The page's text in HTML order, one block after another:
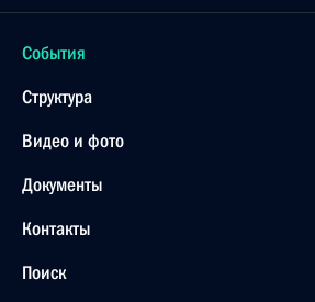
События
Структура
Видео и фото
Документы
Контакты
Поиск